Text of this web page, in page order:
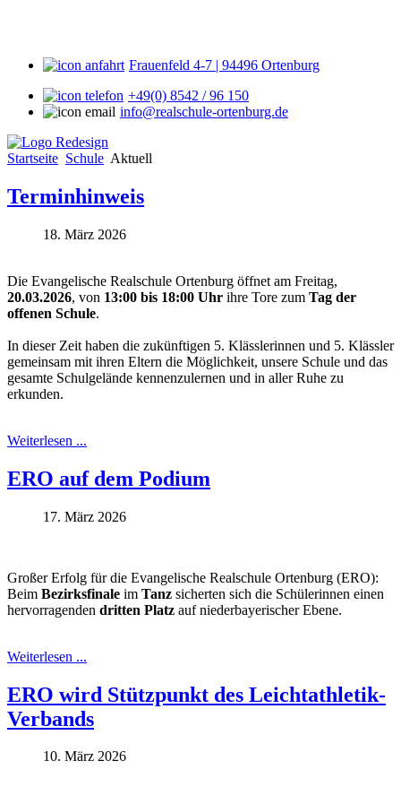
Frauenfeld 4-7 | 94496 Ortenburg
+49(0) 8542 / 96 150
info@realschule-ortenburg.de
Startseite Schule Aktuell
Terminhinweis
18. März 2026
Die Evangelische Realschule Ortenburg öffnet am Freitag,
20.03.2026, von 13:00 bis 18:00 Uhr ihre Tore zum Tag der
offenen Schule.
In dieser Zeit haben die zukünftigen 5. Klässlerinnen und 5. Klässler
gemeinsam mit ihren Eltern die Möglichkeit, unsere Schule und das
gesamte Schulgelände kennenzulernen und in aller Ruhe zu
erkunden.
Weiterlesen ...
ERO auf dem Podium
17. März 2026
Großer Erfolg für die Evangelische Realschule Ortenburg (ERO):
Beim Bezirksfinale im Tanz sicherten sich die Schülerinnen einen
hervorragenden dritten Platz auf niederbayerischer Ebene.
Weiterlesen ...
ERO wird Stützpunkt des Leichtathletik-
Verbands
10. März 2026